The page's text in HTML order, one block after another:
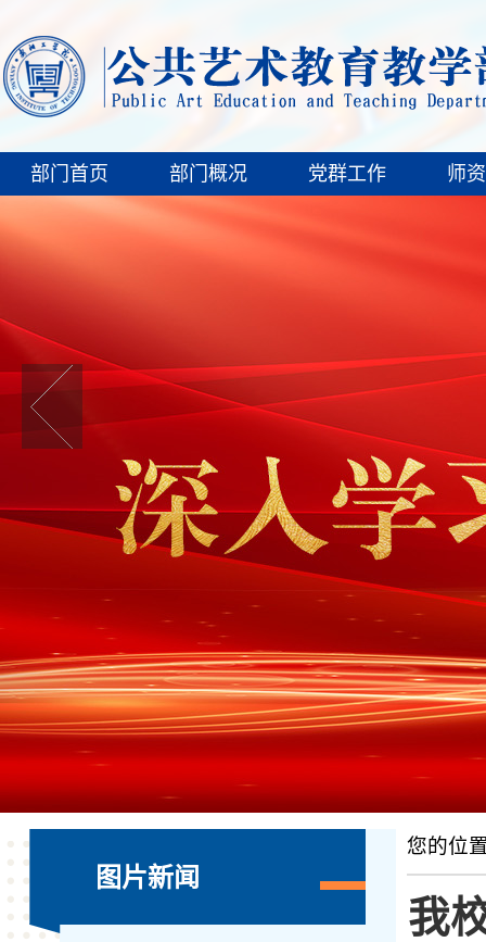
部门首页 部门概况 党群工作 师
图片新闻
您的位
我